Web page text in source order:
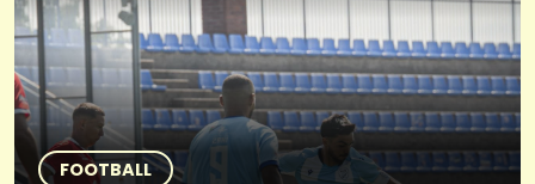
FOOTBALL